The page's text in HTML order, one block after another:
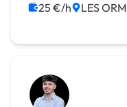
25 €/h LES